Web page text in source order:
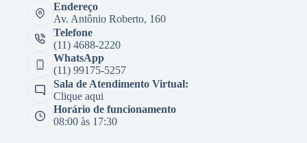
Endereço
Av. Antônio Roberto, 160
Telefone
(11) 4688-2220
WhatsApp
(11) 99175-5257
Sala de Atendimento Virtual:
Clique aqui
Horário de funcionamento
08:00 às 17:30